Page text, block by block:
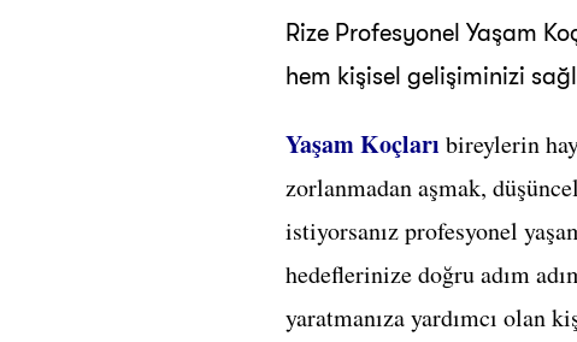
Rize Profesyonel Yaşam
hem kişisel gelişiminizi
Yaşam Koçları bireylerin
zorlanmadan aşmak,
istiyorsanız profesyonel
hedeflerinize doğru adım
yaratmanıza yardımcı olan